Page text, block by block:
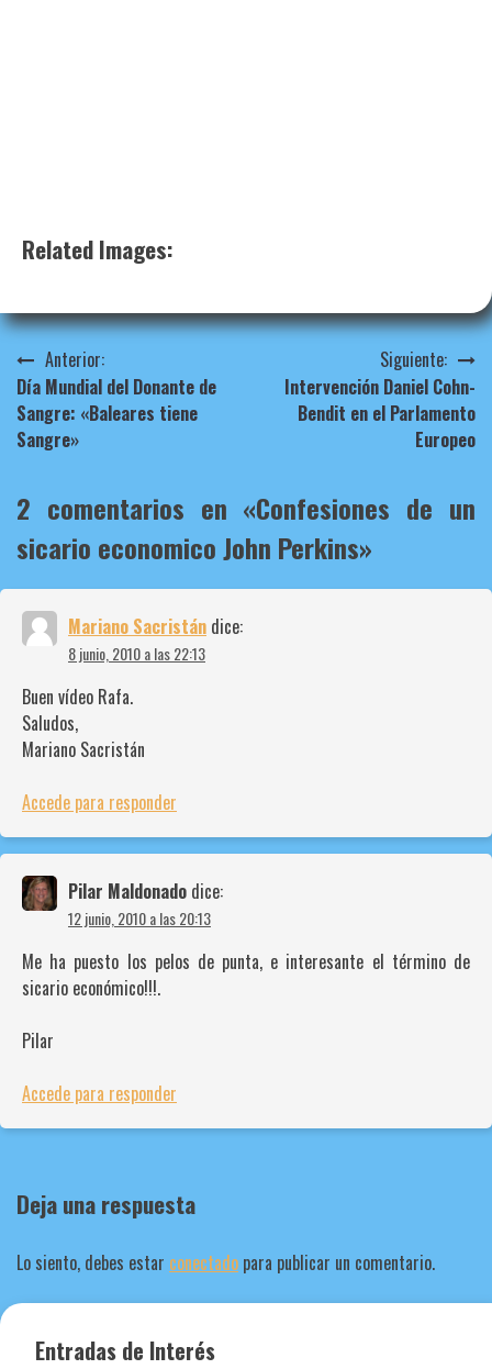
Related Images:
Navegación
de
entradas
Anterior:
Día Mundial del Donante de
Sangre: «Baleares tiene
Sangre»
Siguiente:
Intervención Daniel Cohn-
Bendit en el Parlamento
Europeo
2 comentarios en «Confesiones de un
sicario economico John Perkins»
Mariano Sacristán dice:
8 junio, 2010 a las 22:13
Buen vídeo Rafa.
Saludos,
Mariano Sacristán
Accede para responder
Pilar Maldonado dice:
12 junio, 2010 a las 20:13
Me ha puesto los pelos de punta, e interesante el término de
sicario económico!!!.
Pilar
Accede para responder
Deja una respuesta
Lo siento, debes estar conectado para publicar un comentario.
Entradas de Interés